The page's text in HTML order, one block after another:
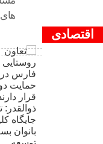
اقتصادی